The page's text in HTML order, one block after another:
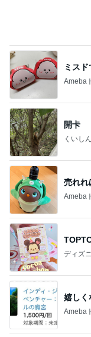
有名
彼が買ってくれた行